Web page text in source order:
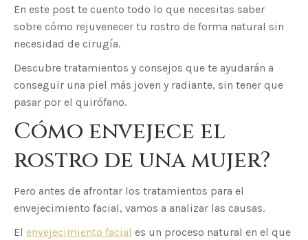
En este post te cuento todo lo que necesitas saber
sobre cómo rejuvenecer tu rostro de forma natural sin
necesidad de cirugía.
Descubre tratamientos y consejos que te ayudarán a
conseguir una piel más joven y radiante, sin tener que
pasar por el quirófano.
Cómo envejece el
rostro de una mujer?
Pero antes de afrontar los tratamientos para el
envejecimiento facial, vamos a analizar las causas.
El envejecimiento facial es un proceso natural en el que